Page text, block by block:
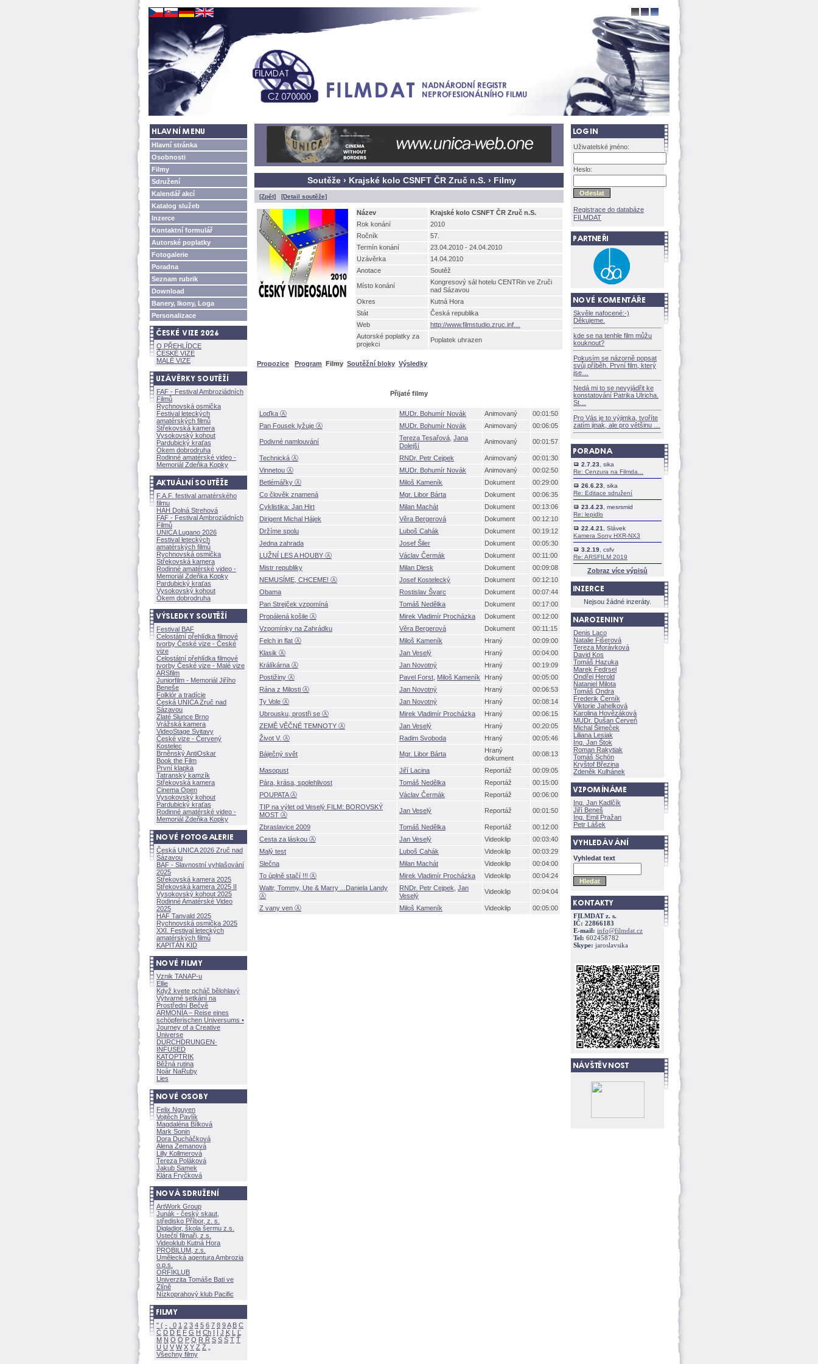
Hlavní stránka
Osobnosti
Filmy
Sdružení
Kalendář akcí
Katalog služeb
Inzerce
Kontaktní formulář
Autorské poplatky
Fotogalerie
Poradna
Seznam rubrik
Download
Banery, Ikony, Loga
Personalizace
O PŘEHLÍDCE
ČESKÉ VIZE
MALÉ VIZE
FAF - Festival Ambroziádních
Filmů
Rychnovská osmička
Festival leteckých
amatérských filmů
Střekovská kamera
Vysokovský kohout
Pardubický kraťas
Okem dobrodruha
Rodinné amatérské video -
Memoriál Zdeňka Kopky
F.A.F. festival amatérského
filmu
HAH Dolná Strehov
FAF - Festival Ambroziádních
Filmů
UNICA Lugano 2026
Festival leteckých
amatérských filmů
Rychnovská osmička
Střekovská kamera
Rodinné amatérské video -
Memoriál Zdeňka Kopky
Pardubický kraťas
Vysokovský kohout
Okem dobrodruha
Festival BAF
Celostátní přehlídka filmové
tvorby České vize - České
vize
Celostátní přehlídka filmové
tvorby České vize - Malé vize
ARSfilm
Juniorfilm - Memoriál Jiřího
Beneše
Folklór a tradície
Česká UNICA Zruč nad
Sázavou
Zlaté Slunce Brno
Vrážská kamera
VideoStage Svitavy
České vize - Červený
Kostelec
Brněnský AntiOskar
Book the Film
První klapka
Tatranský kamzík
Střekovská kamera
Cinema Open
Vysokovský kohout
Pardubický kraťas
Rodinné amatérské video -
Memoriál Zdeňka Kopky
Česká UNICA 2026 Zruč nad
Sázavou
BAF - Slavnostní vyhlašování
2025
Střekovská kamera 2025
Střekovská kamera 2025 II
Vysokovský kohout 2025
Rodinné Amatérské Video
2025
HAF Tanvald 2025
Rychnovská osmička 2025
XXI. Festival leteckých
amatérských filmů
KAPITÁN KID
Vznik TANAP-u
Ellie
Když kvete pcháč bělohlavý
Výtvarné setkání na
Prostřední Bečvě
ARMONÍA – Reise eines
schöpferischen Universums •
Journey of a Creative
Universe
DURCHDRUNGEN·
INFUSED
KATOPTRIK
Běžná rutina
Noár NaRuby
Lies
Felix Nguyen
Vojtěch Pavlík
Magdaléna Bílkov
Mark Sonin
Dora Ducháčkov
Alena Zemanov
Lilly Kollmerov
Tereza Polákov
Jakub Samek
Klára Fryčkov
ArtWork Group
Junák - český skaut,
středisko Příbor, z. s.
Digladior, škola šermu z.s.
Ústečtí filmaři, z.s.
Videoklub Kutná Hora
PROBILUM, z.s.
Umělecká agentura Ambrozia
o.p.s.
ORFIKLUB
Univerzita Tomáše Bati ve
Zlíně
Nízkoprahový klub Pacific
" ( - 0 1 2 3 4 5 6 7 8 9A B C
Č D Ď E F G H Ch I Í J K L
Ľ
M N O Ó P Q R Ř S Ś T Ť
U Ú V W X Y Z
Všechny filmy
Soutěže › Krajské kolo CSNFT ČR Zruč n.S. › Filmy
[Zpět] [Detail soutěže]
Název
Krajské kolo CSNFT ČR Zruč n.S.
Rok konání
2010
Ročník
57.
Termín konání
23.04.2010 - 24.04.2010
Uzávěrka
14.04.2010
Anotace
Soutěž
Místo konání
Kongresový sál hotelu CENTRin ve Zruči
nad Sázavou
Okres
Kutná Hora
Stát
Česká republika
Web
http://www.filmstudio.zruc.inf
Autorské poplatky za
projekci
Poplatek uhrazen
Propozice Program Filmy Soutěžní bloky Výsledky
Přijaté filmy
Loďka Ⓐ MUDr. Bohumír Novák Animovaný
00:01:50
Pan Fousek lyžuje Ⓐ
MUDr. Bohumír Novák Animovaný 00:06:05
Podivné namlouvání Tereza Tesařov Jana
Dolejší
Animovaný 00:01:57
Technická Ⓐ RNDr. Petr Cejpek Animovaný
00:01:30
Vinnetou Ⓐ
MUDr. Bohumír Novák Animovaný
00:02:50
Betlémářky Ⓐ
Miloš Kameník Dokument
00:29:00
Co člověk znamen
Mgr. Libor Bárta Dokument
00:06:35
Cyklistika: Jan Hirt
Milan Machát Dokument
00:13:06
Dirigent Michal Hájek
Věra Bergerov Dokument
00:12:10
Držíme spolu
Luboš Cahák Dokument
00:19:12
Jedna zahrada
Josef Šiler Dokument
00:05:30
LUŽNÍ LES A HOUBY Ⓐ
Václav Čermák Dokument
00:11:00
Mistr republiky
Milan Dlesk Dokument
00:09:08
NEMUSÍME, CHCEME! Ⓐ
Josef Kostelecký Dokument
00:12:10
Obama
Rostislav Švarc Dokument
00:07:44
Pan Strejček vzpomín
Tomáš Nedělka Dokument
00:17:00
Propálená košile Ⓐ
Mirek Vladimír Procházka Dokument
00:12:00
Vzpomínky na Zahrádku
Věra Bergerov Dokument
00:11:15
Felch in flat Ⓐ
Miloš Kameník Hraný
00:09:00
Klasik Ⓐ
Jan Veselý Hraný
00:04:00
Králíkárna Ⓐ
Jan Novotný Hraný
00:19:09
Postižiny Ⓐ
Pavel Forst Miloš Kameník Hraný
00:05:00
Rána z Milosti Ⓐ
Jan Novotný Hraný
00:06:53
Ty Vole Ⓐ
Jan Novotný Hraný
00:08:14
Ubrousku, prostři se Ⓐ
Mirek Vladimír Procházka Hraný
00:06:15
ZEMĚ VĚČNÉ TEMNOTY Ⓐ
Jan Veselý Hraný
00:20:05
ivot V. Ⓐ
Radim Svoboda Hraný 00:05:46
Báječný svět Mgr. Libor Bárta
Hraný
dokument
00:08:13
Masopust Jiří Lacina Reportáž
00:09:05
Pára, krása, spolehlivost
Tomáš Nedělka Reportáž
00:15:00
POUPATA Ⓐ
Václav Čermák Reportáž
00:06:00
TIP na výlet od Veselý FILM: BOROVSKÝ
MOST Ⓐ
Jan Veselý Reportáž 00:01:50
Zbraslavice 2009 Tomáš Nedělka Reportáž
00:12:00
Cesta za láskou Ⓐ
Jan Veselý Videoklip
00:03:40
Malý test
Luboš Cahák Videoklip
00:03:29
Slečna
Milan Machát Videoklip
00:04:00
To úplně stačí !!! Ⓐ
Mirek Vladimír Procházka Videoklip
00:04:24
Waltr, Tommy, Ute & Marry ...Daniela Landy
Ⓐ
RNDr. Petr Cejpek Jan
Veselý
Videoklip 00:04:04
Z vany ven Ⓐ Miloš Kameník Videoklip 00:05:00
Uživatelské jméno:
Heslo:
Registrace do databáze
FILMDAT
Skvěle nafocené:-)
Děkujeme.
kde se na tenhle film můžu
kouknout?
Pokusím se názorně popsat
svůj příběh. První film, který
jse
Nedá mi to se nevyjádřit ke
konstatování Patrika Ulricha.
St
Pro Vás je to výjimka, tvoříte
zatím jinak, ale pro většinu
2.7.23 , sika
Re: Cenzura na Filmda...
26.6.23 , sika
Re: Editace sdružení
23.4.23 , mesrsmid
Re: lepidlo
22.4.21
, Slávek
Kamera Sony HXR-NX3
3.2.19 , csfv
Re: ARSFILM 2019
Zobraz více výpisů
Nejsou žádné inzeráty.
Denis Laco
Natalie Fišerov
Tereza Morávkov
David Kos
Tomáš Hazuka
Marek Fedrsel
Ondřej Herold
Nataniel Milota
Tomáš Ondra
Frederik Černík
Viktorie Jahelkov
Karolina Hovězákov
MUDr. Dušan Červeň
Michal Šimeček
Liliana Lesiak
Ing. Jan Štok
Roman Rakytiak
Tomáš Schön
Kryštof Březina
Zdeněk Kulhánek
Ing. Jan Kadlčík
Jiří Bene
Ing. Emil Pražan
Petr Lášek
Vyhledat text
FILMDAT z. s.
IČ: 22866183
E-mail: info@filmdat.cz
Tel: 602458782
Skype: jaroslavsika